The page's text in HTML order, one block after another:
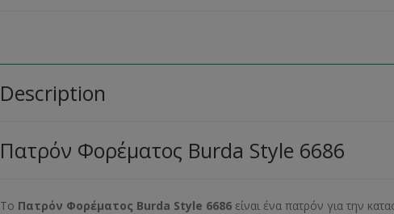
Description
Πατρόν Φορέματος Burda Style 6686
Το Πατρόν Φορέματος Burda Style 6686 είναι ένα πατρόν για την